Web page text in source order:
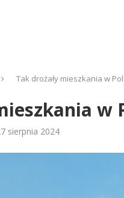
Tak drożały mieszkania w
w
sierpnia 2024